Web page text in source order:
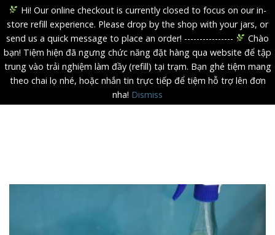
Hi! Our online checkout is currently closed to focus on our in-
store refill experience. Please drop by the shop with your jars, or
send us a quick message to place an order! ----------------
Chào
bạn! Tiệm hiện đã ngưng chức năng đặt hàng qua website để tập
trung vào trải nghiệm làm đầy (refill) tại trạm. Bạn ghé tiệm mang
theo chai lọ nhé, hoặc nhắn tin trực tiếp để tiệm hỗ trợ lên đơn
nha! Dismiss